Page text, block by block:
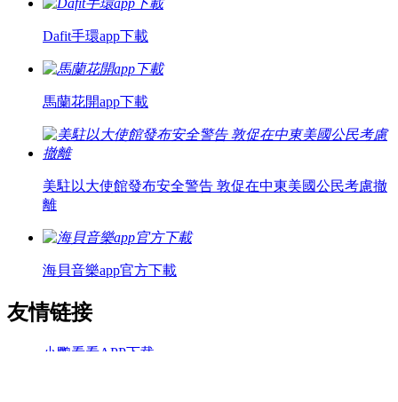
Dafit手環app下載
馬蘭花開app下載
美駐以大使館發布安全警告 敦促在中東美國公民考慮撤
離
海貝音樂app官方下載
友情链接
小鹦看看APP下载